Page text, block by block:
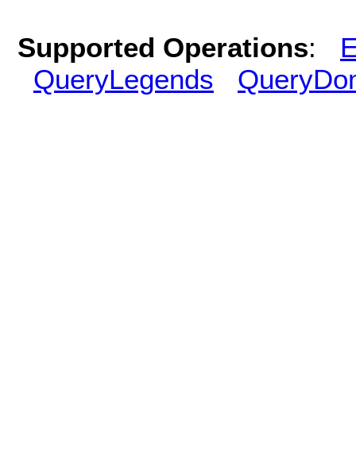
Supported Operations:
QueryLegends